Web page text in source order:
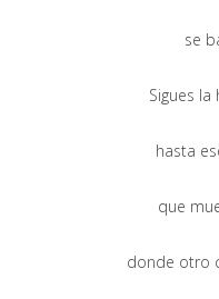
se
Sigues
hasta
que
donde otro